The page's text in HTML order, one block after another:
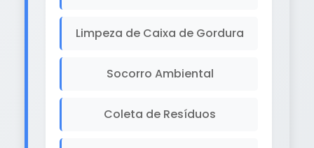
Limpeza de Caixa de Gordura
Socorro Ambiental
Coleta de Resíduos